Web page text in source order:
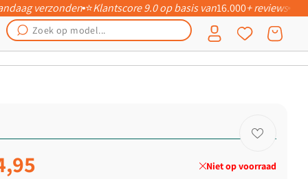
verzonden⭐Klantscore 9.0 op basis van16.000+ reviews
Inloggen Winkelwagen
Niet op voorraad